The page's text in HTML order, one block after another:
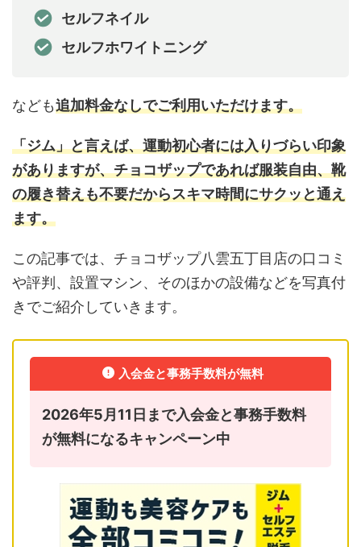
セルフネイル
セルフホワイトニング
なども追加料金なしでご利用いただけます。
「ジム」と言えば、運動初心者には入りづらい印象
がありますが、チョコザップであれば服装自由、靴
の履き替えも不要だからスキマ時間にサクッと通え
ます。
この記事では、チョコザップ八雲五丁目店の口コミ
や評判、設置マシン、そのほかの設備などを写真付
きでご紹介していきます。
入会金と事務手数料が無料
2026年5月11日まで入会金と事務手数料
が無料になるキャンペーン中